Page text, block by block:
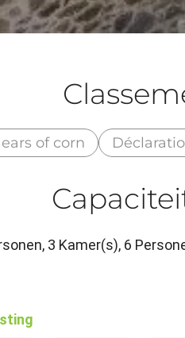
of corn
3 Kamer(s), 6